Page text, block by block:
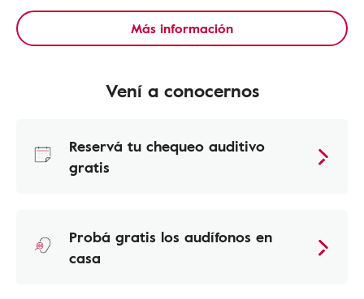
Más información
Vení a conocernos
Reservá tu chequeo auditivo
gratis
Probá gratis los audífonos en
casa